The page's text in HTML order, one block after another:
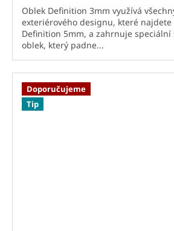
Oblek Definition 3mm využívá
exteriérového designu, které
Definition 5mm, a zahrnuje
oblek, který padne...
Doporučujeme
Tip